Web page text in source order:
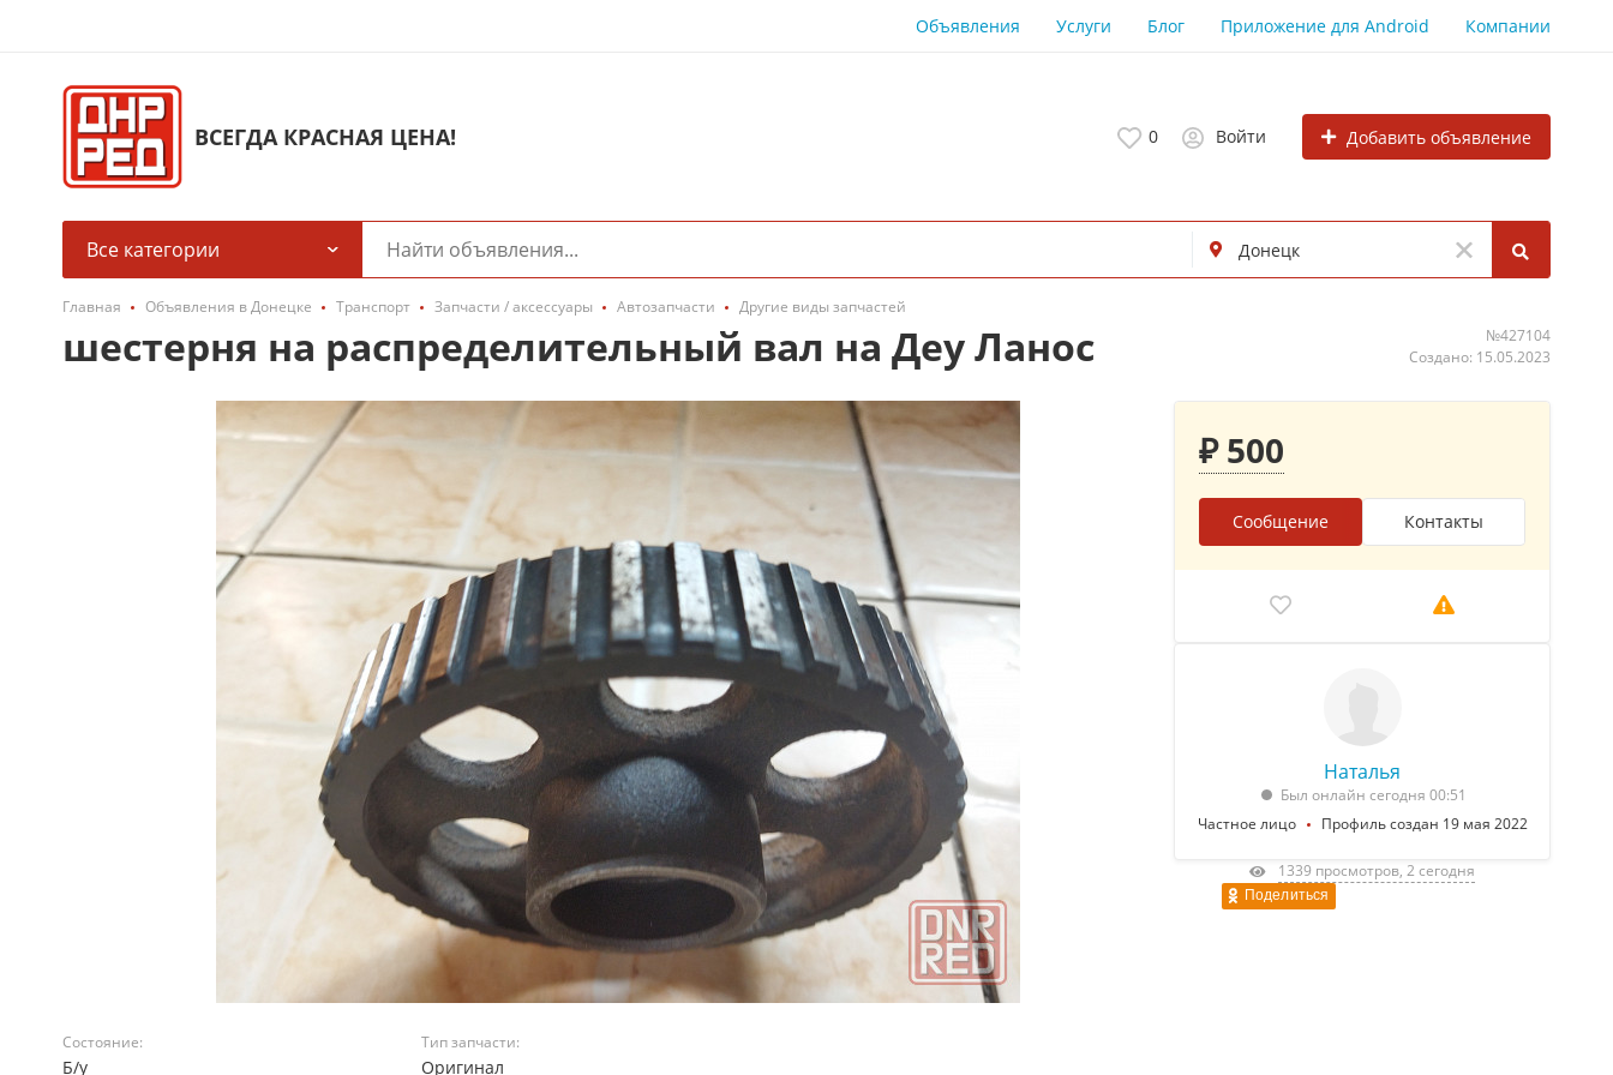
Объявления Услуги Блог Приложение для Android Компании
ВСЕГДА КРАСНАЯ ЦЕНА! 0 Войти Добавить объявление
Все категории
Главная Объявления в Донецке Транспорт Запчасти / аксессуары Автозапчасти Другие виды запчастей
шестерня на распределительный вал на Деу Ланос
№427104
Создано: 15.05.2023
Состояние:
Б/у
Тип запчасти:
Оригинал
₽ 500
Сообщение Контакты
Наталья
Был онлайн сегодня 00:51
Частное лицо
Профиль создан 19 мая 2022
1339 просмотров, 2 сегодня
Поделиться